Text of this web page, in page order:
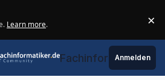
Learn more. ×
Fachinformatiker.de
Anmelden